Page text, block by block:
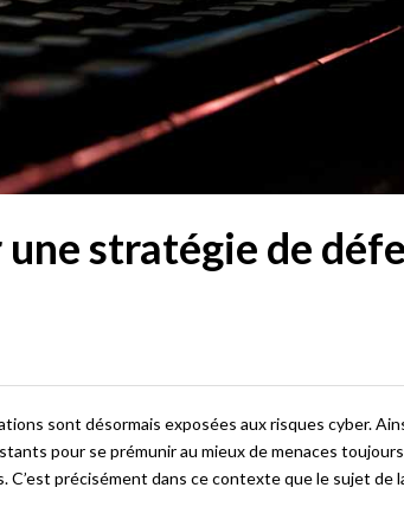
stratégie de
sont désormais exposées aux risques cyber.
pour se prémunir au mieux de menaces
précisément dans ce contexte que le sujet de